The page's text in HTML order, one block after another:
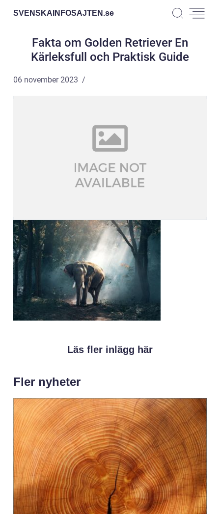
SVENSKAINFOSAJTEN.se
Fakta om Golden Retriever En
Kärleksfull och Praktisk Guide
06 november 2023
Läs fler inlägg här
Fler nyheter